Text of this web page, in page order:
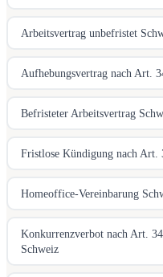
Arbeitsvertrag unbefristet
Aufhebungsvertrag nach Art.
Befristeter Arbeitsvertrag
Fristlose Kündigung nach Art.
Homeoffice-Vereinbarung
Konkurrenzverbot nach Art.
Schweiz